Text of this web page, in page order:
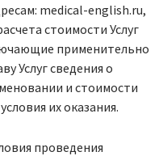
medical-english.ru,
стоимости Услуг
применительно
Услуг сведения о
и стоимости
их оказания.
проведения